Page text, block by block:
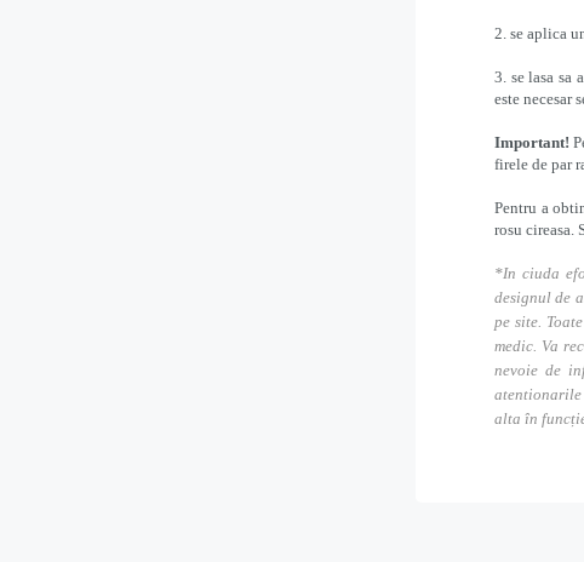
2. se aplica
3. se lasa sa
este necesar
Important!
firele de par
Pentru a
rosu cireasa.
*In ciuda
designul de
pe site.
medic. Va
nevoie de
atentionarile
alta în